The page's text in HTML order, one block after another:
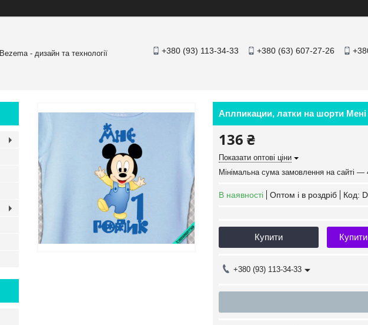
Bezema - дизайн та технології +380 (93) 113-34-33 +380 (63) 607-27-26
Аплпикации, латки на шорти Мені
136 ₴
Показати оптові ціни
Мінімальна сума замовлення на сайті —
В наявності Оптом і в роздріб Код:
Купити
+380 (93) 113-34-33